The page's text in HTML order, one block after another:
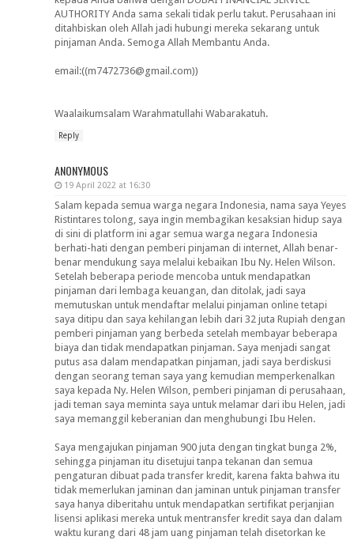
AUTHORITY Anda sama sekali tidak perlu takut. Perusahaan ini
ditahbiskan oleh Allah jadi hubungi mereka sekarang untuk
pinjaman Anda. Semoga Allah Membantu Anda.
email:((m7472736@gmail.com))
Waalaikumsalam Warahmatullahi Wabarakatuh.
Reply
ANONYMOUS
19 April 2022 at 16:30
Salam kepada semua warga negara Indonesia, nama saya Yeyes
Ristintares tolong, saya ingin membagikan kesaksian hidup saya
di sini di platform ini agar semua warga negara Indonesia
berhati-hati dengan pemberi pinjaman di internet, Allah benar-
benar mendukung saya melalui kebaikan Ibu Ny. Helen Wilson.
Setelah beberapa periode mencoba untuk mendapatkan
pinjaman dari lembaga keuangan, dan ditolak, jadi saya
memutuskan untuk mendaftar melalui pinjaman online tetapi
saya ditipu dan saya kehilangan lebih dari 32 juta Rupiah dengan
pemberi pinjaman yang berbeda setelah membayar beberapa
biaya dan tidak mendapatkan pinjaman. Saya menjadi sangat
putus asa dalam mendapatkan pinjaman, jadi saya berdiskusi
dengan seorang teman saya yang kemudian memperkenalkan
saya kepada Ny. Helen Wilson, pemberi pinjaman di perusahaan,
jadi teman saya meminta saya untuk melamar dari ibu Helen, jadi
saya memanggil keberanian dan menghubungi Ibu Helen.
Saya mengajukan pinjaman 900 juta dengan tingkat bunga 2%,
sehingga pinjaman itu disetujui tanpa tekanan dan semua
pengaturan dibuat pada transfer kredit, karena fakta bahwa itu
tidak memerlukan jaminan dan jaminan untuk pinjaman transfer
saya hanya diberitahu untuk mendapatkan sertifikat perjanjian
lisensi aplikasi mereka untuk mentransfer kredit saya dan dalam
waktu kurang dari 48 jam uang pinjaman telah disetorkan ke